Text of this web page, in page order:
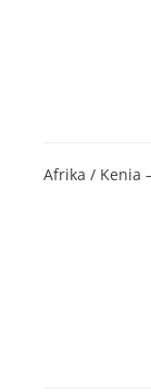
Afrika / Kenia